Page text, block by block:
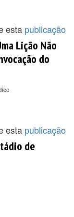
esta publicação
Lição Não
do
esta publicação
de